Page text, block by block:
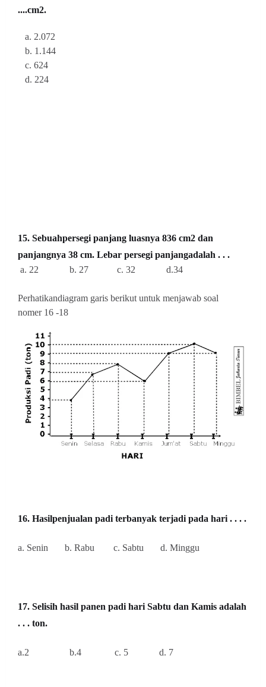
....cm2.
a. 2.072
b. 1.144
c. 624
d. 224
15. Sebuahpersegi panjang luasnya 836 cm2 dan
panjangnya 38 cm. Lebar persegi panjangadalah . . .
a. 22 b. 27 c. 32 d.34
Perhatikandiagram garis berikut untuk menjawab soal
nomer 16 -18
16. Hasilpenjualan padi terbanyak terjadi pada hari . . . .
a. Senin b. Rabu c. Sabtu d. Minggu
17. Selisih hasil panen padi hari Sabtu dan Kamis adalah
. . . ton.
a.2 b.4 c. 5 d. 7